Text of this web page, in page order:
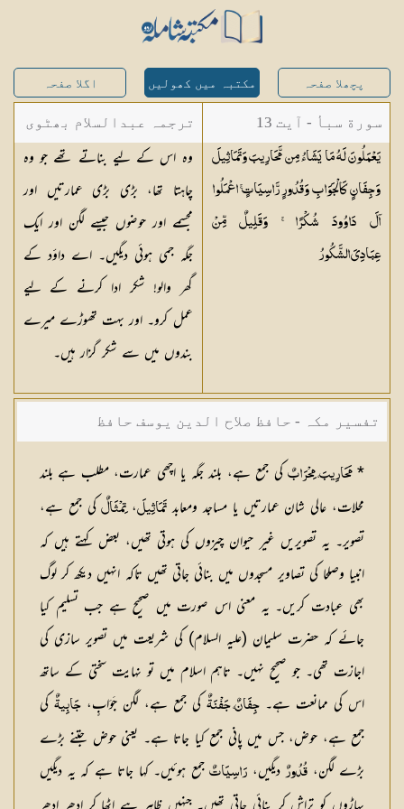
پچھلا صفحہ مکتبہ میں کھولیں اگلا صفحہ
سورة سبأ - آیت 13
يَعْمَلُونَ لَهُ مَا يَشَاءُ مِن مَّحَارِيبَ وَتَمَاثِيلَ
وَجِفَانٍ كَالْجَوَابِ وَقُدُورٍ رَّاسِيَاتٍ ۚ اعْمَلُوا
آلَ دَاوُودَ شُكْرًا ۚ وَقَلِيلٌ مِّنْ
عِبَادِيَالشَّكُورُ
ترجمہ عبدالسلام بھٹوی
- عبدالسلام بن محمد
وہ اس کے لیے بناتے تھے جو وہ
چاہتا تھا، بڑی بڑی عمارتیں اور
مجسمے اور حوضوں جیسے لگن اور ایک
جگہ جمی ہوئی دیگیں۔ اے داؤد کے
گھر والو! شکر ادا کرنے کے لیے
عمل کرو۔ اور بہت تھوڑے میرے
بندوں میں سے شکر گزار ہیں۔
تفسیر مکہ - حافظ صلاح الدین یوسف حافظ
*مَحَارِيبَ، مِحْرَابٌکی جمع ہے، بلند جگہ یا اچھی عمارت، مطلب ہے بلند
محلات، عالی شان عمارتیں یا مساجد ومعابد تَمَاثِيلَ،تِمْثَالٌکی جمع ہے،
تصویر۔ یہ تصویریں غیر حیوان چیزوں کی ہوتی تھیں، بعض کہتے ہیں کہ
انبیا وصلحا کی تصاویر مسجدوں میں بنائی جاتی تھیں تاکہ انہیں دیکھ کر لوگ
بھی عبادت کریں۔ یہ معنی اس صورت میں صحیح ہے جب تسلیم کیا
جائے کہ حضرت سلیمان (عليہ السلام) کی شریعت میں تصویر سازی کی
اجازت تھی۔ جو صحیح نہیں۔ تاہم اسلام میں تو نہایت سختی کے ساتھ
اس کی ممانعت ہے۔ جِفَانٌ، جَفْنَةٌ کی جمع ہے، لگن جَوَابٍ، جَابِيةٌ کی
جمع ہے، حوض، جس میں پانی جمع کیا جاتا ہے۔ یعنی حوض جتنے بڑے
بڑے لگن، قُدُورٌ دیگیں، رَاسِيَاتٌ جمع ہوئیں۔ کہا جاتا ہے کہ یہ دیگیں